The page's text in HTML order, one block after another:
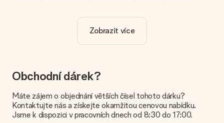
Je personalizace zahrnuta v ceně?
Jak zjistím, zda má moje fotografie správnou kvalitu?
spokojeni. Proto je důležité používat vysoce kvalitní
fotografie. Pokud si nejste jisti kvalitou snímku, kontaktujte
náš zákaznický servis a přiložte fotografii spolu s dárkem,
Zobrazit více
Obchodní dárek?
Máte zájem o objednání větších čísel tohoto dárku?
Kontaktujte nás a získejte okamžitou cenovou nabídku.
Jsme k dispozici v pracovních dnech od 8:30 do 17:00.